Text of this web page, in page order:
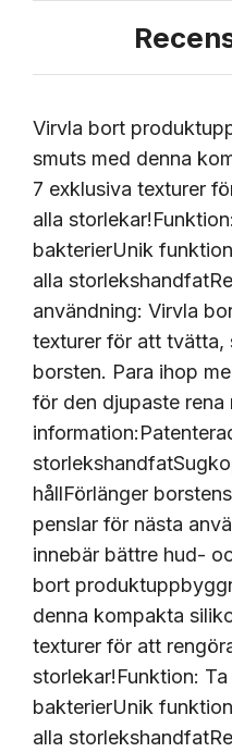
Virvla bort
smuts med denna
7 exklusiva texturer
alla
bakterierUnik
alla
användning: Virvla
texturer för att tvätta,
borsten. Para ihop
för den djupaste rena
hållFörlänger
penslar för nästa
innebär bättre hud-
bort
denna kompakta
texturer för att
storlekar!Funktion:
bakterierUnik
alla